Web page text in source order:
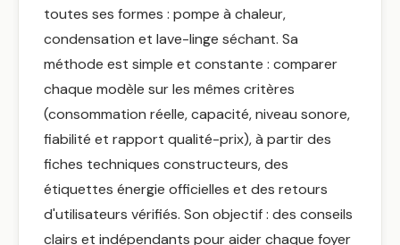
toutes ses formes : pompe à chaleur,
condensation et lave-linge séchant. Sa
méthode est simple et constante : comparer
chaque modèle sur les mêmes critères
(consommation réelle, capacité, niveau sonore,
fiabilité et rapport qualité-prix), à partir des
fiches techniques constructeurs, des
étiquettes énergie officielles et des retours
d'utilisateurs vérifiés. Son objectif : des conseils
clairs et indépendants pour aider chaque foyer